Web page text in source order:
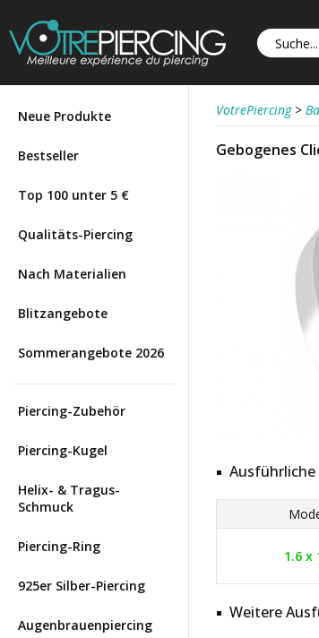
Neue Produkte
Bestseller
Top 100 unter 5 €
Qualitäts-Piercing
Nach Materialien
Blitzangebote
Sommerangebote 2026
Piercing-Zubehör
Piercing-Kugel
Helix- & Tragus-
Schmuck
Piercing-Ring
925er Silber-Piercing
Augenbrauenpiercing
VotrePiercing >
Gebogenes
Ausführliche
1.6 x
Weitere